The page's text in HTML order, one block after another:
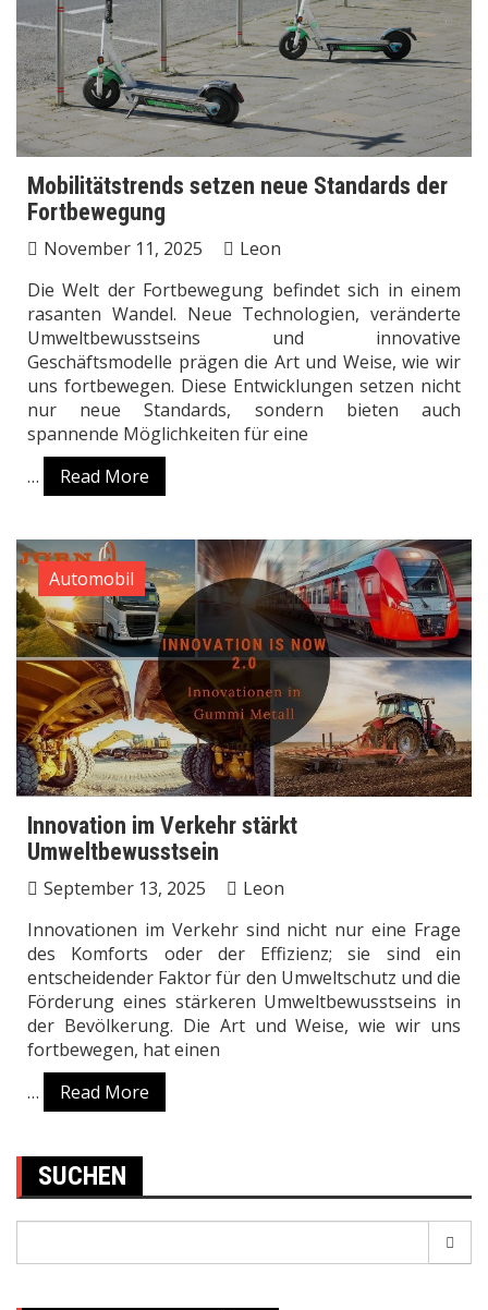
Mobilitätstrends setzen neue Standards der
Fortbewegung
November 11, 2025
Leon
Die Welt der Fortbewegung befindet sich in einem
rasanten Wandel. Neue Technologien, veränderte
Umweltbewusstseins und innovative
Geschäftsmodelle prägen die Art und Weise, wie wir
uns fortbewegen. Diese Entwicklungen setzen nicht
nur neue Standards, sondern bieten auch
spannende Möglichkeiten für eine
…
Read More
Automobil
Innovation im Verkehr stärkt
Umweltbewusstsein
September 13, 2025
Leon
Innovationen im Verkehr sind nicht nur eine Frage
des Komforts oder der Effizienz; sie sind ein
entscheidender Faktor für den Umweltschutz und die
Förderung eines stärkeren Umweltbewusstseins in
der Bevölkerung. Die Art und Weise, wie wir uns
fortbewegen, hat einen
…
Read More
SUCHEN